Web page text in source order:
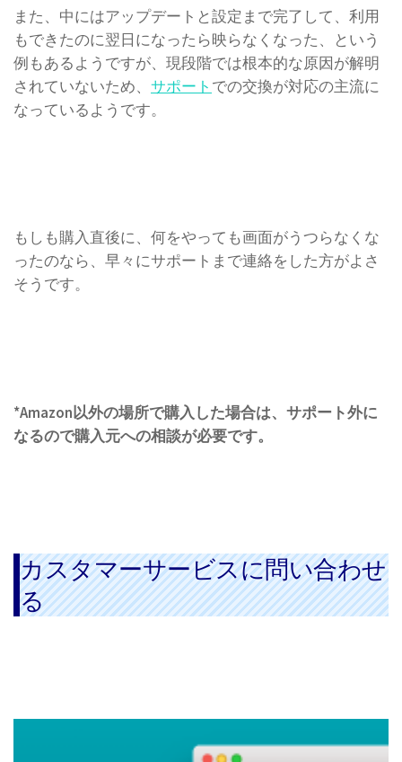
また、中にはアップデートと設定まで完了して、利用
もできたのに翌日になったら映らなくなった、という
例もあるようですが、現段階では根本的な原因が解明
されていないため、 サポート での交換が対応の主流に
なっているようです。
もしも購入直後に、何をやっても画面がうつらなくな
ったのなら、早々にサポートまで連絡をした方がよさ
そうです。
*Amazon以外の場所で購入した場合は、サポート外に
なるので購入元への相談が必要です。
カスタマーサービスに問い合わせ
る